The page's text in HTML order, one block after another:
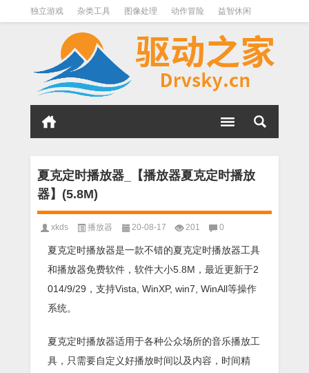
独立游戏 杂类工具 图像处理 动作冒险 益智休闲
QQ其它 下载软件 文件管理 其它
软件分类
夏克定时播放器_【播放器夏克定时播放
器】(5.8M)
xkds 播放器 20-08-17 201 0
夏克定时播放器是一款不错的夏克定时播放器工具
和播放器免费软件，软件大小5.8M，最近更新于2
014/9/29，支持Vista, WinXP, win7, WinAll等操作
系统。
夏克定时播放器适用于各种公众场所的音乐播放工
具，只需要自定义好播放时间以及内容，时间精